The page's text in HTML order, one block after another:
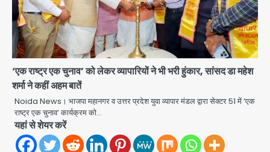
‘एक राष्ट्र एक चुनाव’ को लेकर व्यापारियों ने भी भरी हुंकार, सांसद डा महेश
शर्मा ने कहीं अहम बातें
Noida News। भाजपा महानगर व उत्तर प्रदेश युवा व्यापार मंडल द्वारा सेक्टर 51 में ‘एक
राष्ट्र एक चुनाव’ कार्यक्रम को…
यहां से शेयर करें